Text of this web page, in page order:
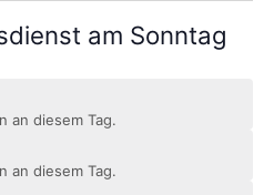
am Sonntag
an diesem Tag.
an diesem Tag.